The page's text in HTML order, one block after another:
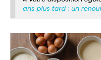
ans plus tard : un